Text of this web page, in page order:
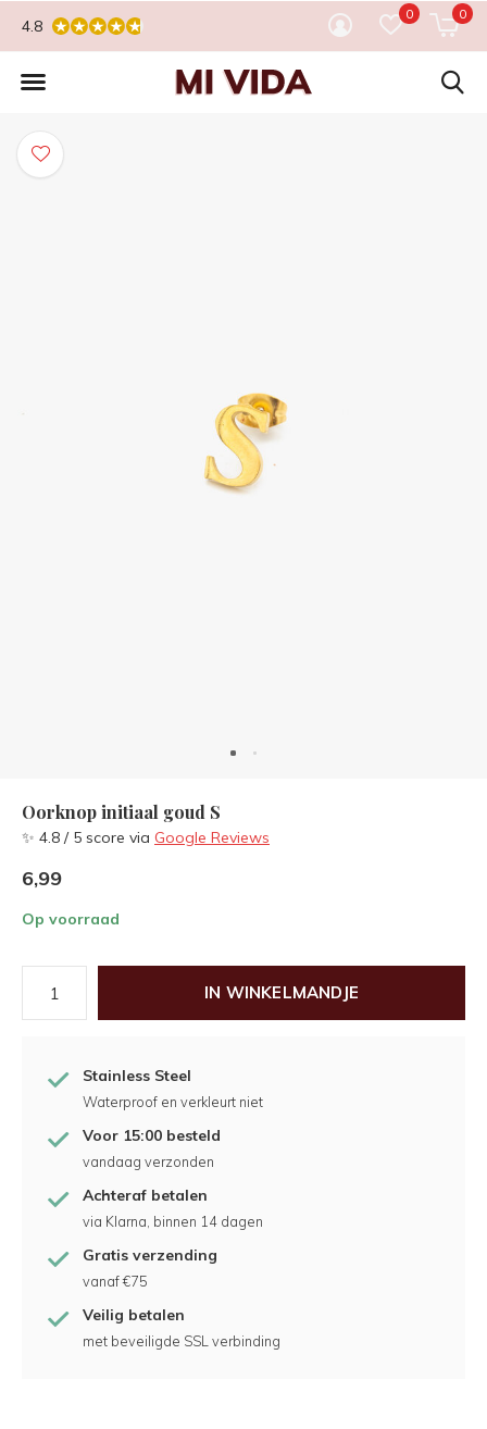
0 0
4.8
Oorknop initiaal goud S
✨ 4.8 / 5 score via Google Reviews
6,99
Op voorraad
IN WINKELMANDJE
Stainless Steel
Waterproof en verkleurt niet
Voor 15:00 besteld
vandaag verzonden
Achteraf betalen
via Klarna, binnen 14 dagen
Gratis verzending
vanaf €75
Veilig betalen
met beveiligde SSL verbinding